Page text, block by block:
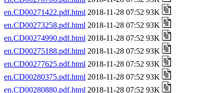
en.CD00271422.pdf.html 2018-11-28 07:52 93K
en.CD00273258.pdf.html 2018-11-28 07:52 93K
en.CD00274990.pdf.html 2018-11-28 07:52 93K
en.CD00275188.pdf.html 2018-11-28 07:52 93K
en.CD00277625.pdf.html 2018-11-28 07:52 93K
en.CD00280375.pdf.html 2018-11-28 07:52 93K
en.CD00280880.pdf.html 2018-11-28 07:52 93K